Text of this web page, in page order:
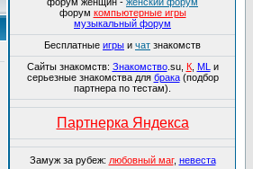
форум компьютерные игры
музыкальный форум
Бесплатные игры и чат знакомств
Сайты знакомств: Знакомство.su, К, ML и
серьезные знакомства для брака(подбор
партнера по тестам).
Партнерка Яндекса
Замуж за рубеж: любовный маг, невеста